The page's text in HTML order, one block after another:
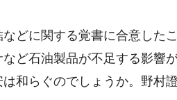
どに関する覚書に合意した
ど石油製品が不足する影響
和らぐのでしょうか。野村